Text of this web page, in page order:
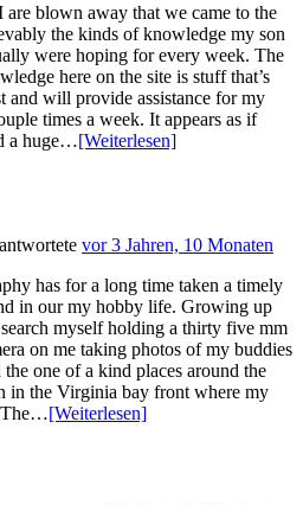
blown away that we came to the
the kinds of knowledge my son
were hoping for every week. The
here on the site is stuff that’s
and will provide assistance for my
times a week. It appears as if
a huge…[Weiterlesen]
antwortete vor 3 Jahren, 10 Monaten
has for a long time taken a timely
in our my hobby life. Growing up
myself holding a thirty five mm
on me taking photos of my buddies
one of a kind places around the
in the Virginia bay front where my
The…[Weiterlesen]